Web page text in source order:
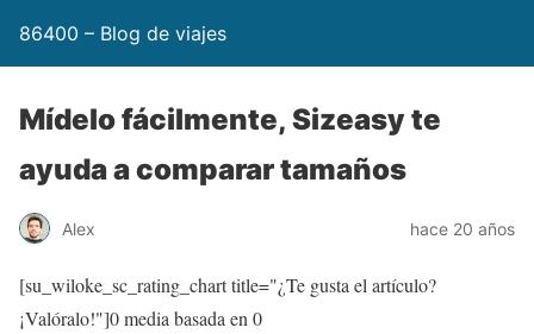
86400 – Blog de viajes
Mídelo fácilmente, Sizeasy te
ayuda a comparar tamaños
Alex hace 20 años
[su_wiloke_sc_rating_chart title="¿Te gusta el artículo?
¡Valóralo!"]0media basada en 0